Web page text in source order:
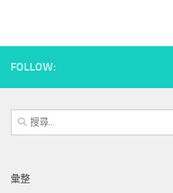
FOLLOW:
搜
尋
字:
彙整